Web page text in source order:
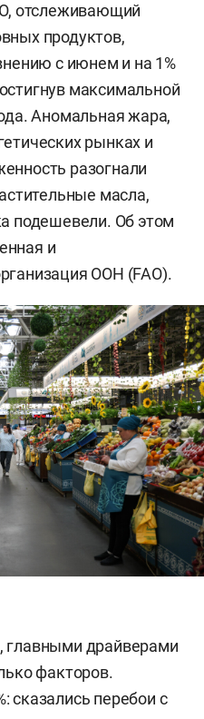
отслеживающий
продуктов,
с июнем и на 1%
максимальной
Аномальная жара,
рынках и
разогнали
масла,
подешевели. Об этом
и
ООН (FAO).
главными драйверами
факторов.
сказались перебои с